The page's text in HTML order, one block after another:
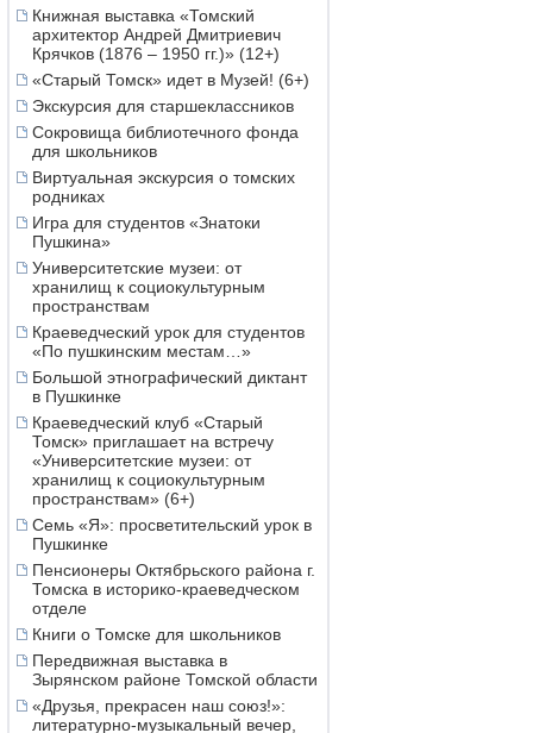
Книжная выставка «Томский
архитектор Андрей Дмитриевич
Крячков (1876 – 1950 гг.)» (12+)
«Старый Томск» идет в Музей! (6+)
Экскурсия для старшеклассников
Сокровища библиотечного фонда
для школьников
Виртуальная экскурсия о томских
родниках
Игра для студентов «Знатоки
Пушкина»
Университетские музеи: от
хранилищ к социокультурным
пространствам
Краеведческий урок для студентов
«По пушкинским местам…»
Большой этнографический диктант
в Пушкинке
Краеведческий клуб «Старый
Томск» приглашает на встречу
«Университетские музеи: от
хранилищ к социокультурным
пространствам» (6+)
Семь «Я»: просветительский урок в
Пушкинке
Пенсионеры Октябрьского района г.
Томска в историко-краеведческом
отделе
Книги о Томске для школьников
Передвижная выставка в
Зырянском районе Томской области
«Друзья, прекрасен наш союз!»:
литературно-музыкальный вечер,